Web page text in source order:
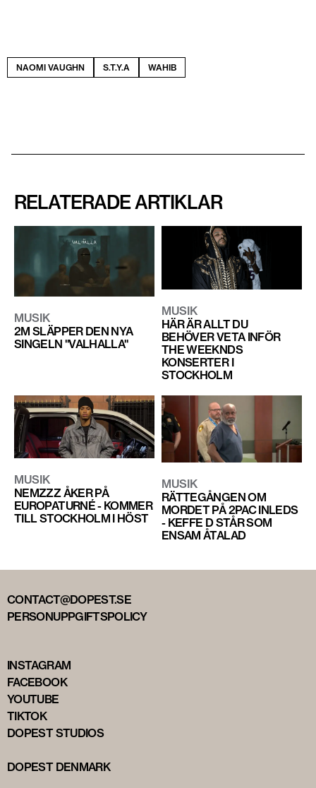
NAOMI VAUGHN S.T.Y.A WAHIB
RELATERADE ARTIKLAR
MUSIK
2M SLÄPPER DEN NYA
SINGELN "VALHALLA"
MUSIK
HÄR ÄR ALLT DU
BEHÖVER VETA INFÖR
THE WEEKNDS
KONSERTER I
STOCKHOLM
MUSIK
NEMZZZ ÅKER PÅ
EUROPATURNÉ - KOMMER
TILL STOCKHOLM I HÖST
MUSIK
RÄTTEGÅNGEN OM
MORDET PÅ 2PAC INLEDS
- KEFFE D STÅR SOM
ENSAM ÅTALAD
CONTACT@DOPEST.SE
PERSONUPPGIFTSPOLICY
INSTAGRAM
FACEBOOK
YOUTUBE
TIKTOK
DOPEST STUDIOS
DOPEST DENMARK